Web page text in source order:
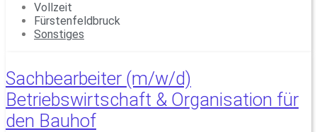
Vollzeit
Fürstenfeldbruck
Sonstiges
Sachbearbeiter (m/w/d)
Betriebswirtschaft & Organisation für
den Bauhof